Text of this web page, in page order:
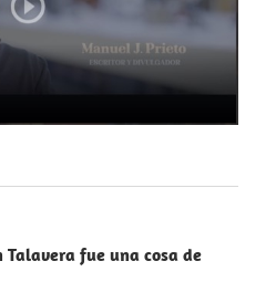
Talavera fue una cosa de